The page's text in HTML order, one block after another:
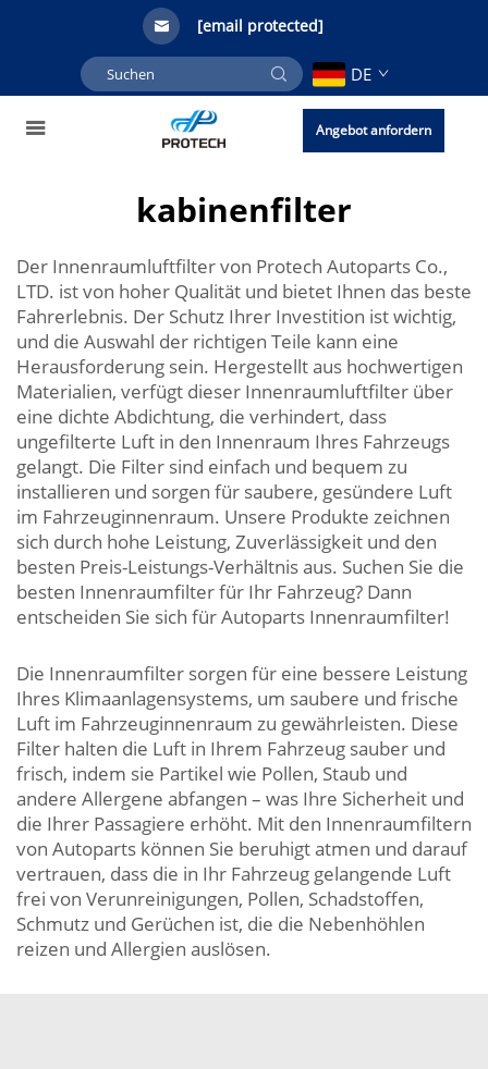
[email protected]
DE
Angebot anfordern
kabinenfilter
Der Innenraumluftfilter von Protech Autoparts Co.,
LTD. ist von hoher Qualität und bietet Ihnen das beste
Fahrerlebnis. Der Schutz Ihrer Investition ist wichtig,
und die Auswahl der richtigen Teile kann eine
Herausforderung sein. Hergestellt aus hochwertigen
Materialien, verfügt dieser Innenraumluftfilter über
eine dichte Abdichtung, die verhindert, dass
ungefilterte Luft in den Innenraum Ihres Fahrzeugs
gelangt. Die Filter sind einfach und bequem zu
installieren und sorgen für saubere, gesündere Luft
im Fahrzeuginnenraum. Unsere Produkte zeichnen
sich durch hohe Leistung, Zuverlässigkeit und den
besten Preis-Leistungs-Verhältnis aus. Suchen Sie die
besten Innenraumfilter für Ihr Fahrzeug? Dann
entscheiden Sie sich für Autoparts Innenraumfilter!
Die Innenraumfilter sorgen für eine bessere Leistung
Ihres Klimaanlagensystems, um saubere und frische
Luft im Fahrzeuginnenraum zu gewährleisten. Diese
Filter halten die Luft in Ihrem Fahrzeug sauber und
frisch, indem sie Partikel wie Pollen, Staub und
andere Allergene abfangen – was Ihre Sicherheit und
die Ihrer Passagiere erhöht. Mit den Innenraumfiltern
von Autoparts können Sie beruhigt atmen und darauf
vertrauen, dass die in Ihr Fahrzeug gelangende Luft
frei von Verunreinigungen, Pollen, Schadstoffen,
Schmutz und Gerüchen ist, die die Nebenhöhlen
reizen und Allergien auslösen.